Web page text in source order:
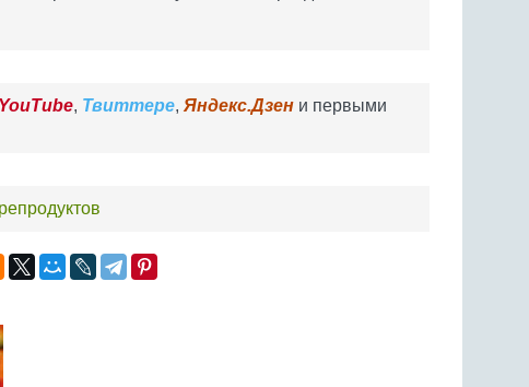
YouTube, Твиттере, Яндекс.Дзен и первыми